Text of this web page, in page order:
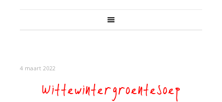
4 maart 2022
Wittewintergroentesoep